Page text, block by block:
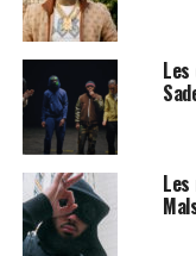
puisque le morceau
Les